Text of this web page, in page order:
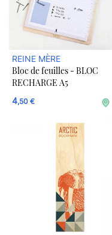
REINE MÈRE
Bloc de feuilles - BLOC
RECHARGE A5
4,50 €